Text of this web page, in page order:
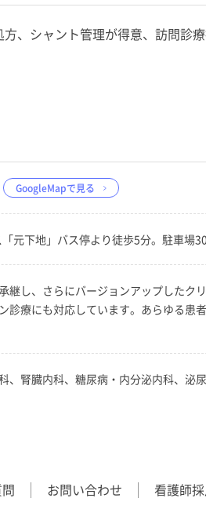
、シャント管理が得意、訪問
GoogleMapで見る
元下地」バス停より徒歩5分。駐車場
継し、さらにバージョンアップした
診療にも対応しています。あらゆる
、腎臓内科、糖尿病・内分泌内科、泌
お問い合わせ 看護師